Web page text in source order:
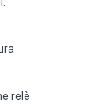
relè